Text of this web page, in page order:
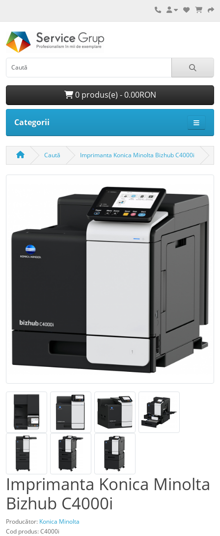
0 produs(e) - 0.00RON
Categorii
Caută Imprimanta Konica Minolta Bizhub C4000i
Imprimanta Konica Minolta
Bizhub C4000i
Producător: Konica Minolta
Cod produs: C4000i